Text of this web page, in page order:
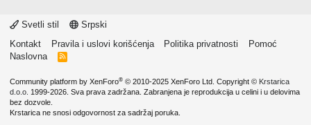
Svetli stil
Srpski
Kontakt
Pravila i uslovi korišćenja Politika privatnosti
Pomoć
Naslovna
R
Community platform by XenForo® © 2010-2025 XenForo Ltd. Copyright © Krstarica
d.o.o. 1999-2026. Sva prava zadržana. Zabranjena je reprodukcija u celini i u delovima
bez dozvole.
Krstarica ne snosi odgovornost za sadržaj poruka.